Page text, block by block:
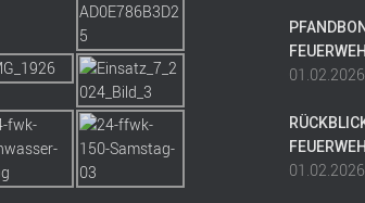
01.02.2026
01.02.2026